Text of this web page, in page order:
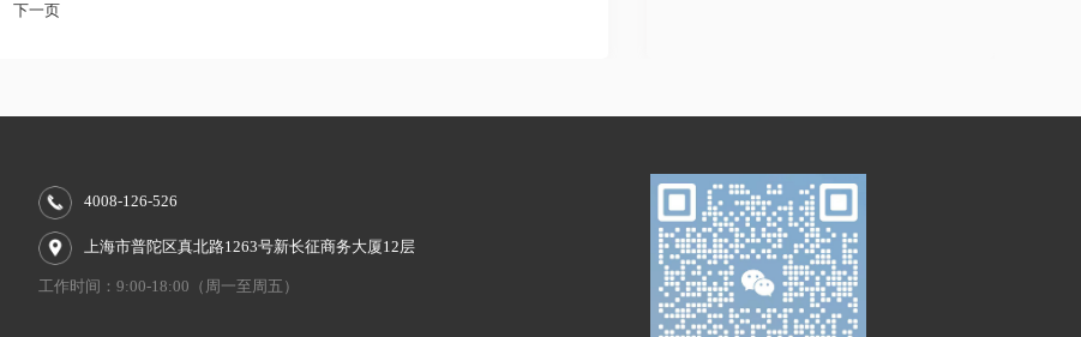
下一页
4008-126-526
上海市普陀区真北路1263号新长征商务大厦12层
工作时间：9:00-18:00（周一至周五）